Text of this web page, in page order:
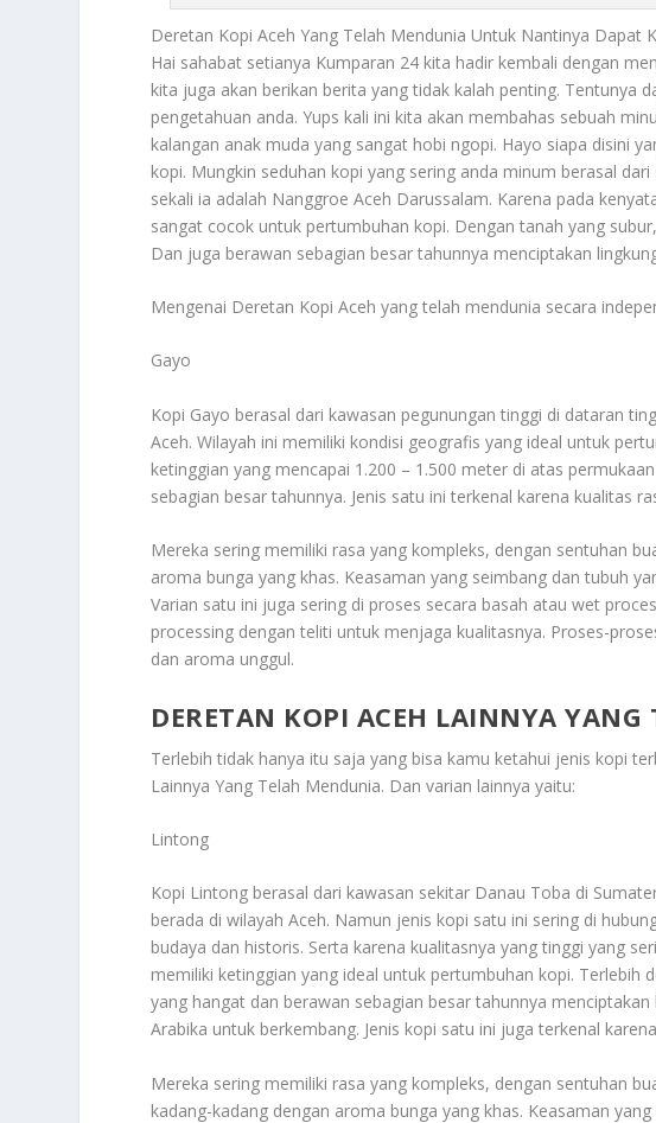
Deretan Kopi Aceh Yang Telah Mendunia Untuk Nantinya Dapat
Hai sahabat setianya Kumparan 24 kita hadir kembali dengan
kita juga akan berikan berita yang tidak kalah penting. Tentunya
pengetahuan anda. Yups kali ini kita akan membahas sebuah
kalangan anak muda yang sangat hobi ngopi. Hayo siapa disini
kopi. Mungkin seduhan kopi yang sering anda minum berasal
sekali ia adalah Nanggroe Aceh Darussalam. Karena pada
sangat cocok untuk pertumbuhan kopi. Dengan tanah yang
Dan juga berawan sebagian besar tahunnya menciptakan
Mengenai Deretan Kopi Aceh yang telah mendunia secara
Gayo
Kopi Gayo berasal dari kawasan pegunungan tinggi di dataran
Aceh. Wilayah ini memiliki kondisi geografis yang ideal untuk
ketinggian yang mencapai 1.200 – 1.500 meter di atas
sebagian besar tahunnya. Jenis satu ini terkenal karena kualitas
Mereka sering memiliki rasa yang kompleks, dengan sentuhan
aroma bunga yang khas. Keasaman yang seimbang dan tubuh
Varian satu ini juga sering di proses secara basah atau wet
processing dengan teliti untuk menjaga kualitasnya. Proses-
dan aroma unggul.
DERETAN KOPI ACEH LAINNYA
Terlebih tidak hanya itu saja yang bisa kamu ketahui jenis kopi
Lainnya Yang Telah Mendunia. Dan varian lainnya yaitu:
Lintong
Kopi Lintong berasal dari kawasan sekitar Danau Toba di
berada di wilayah Aceh. Namun jenis kopi satu ini sering di
budaya dan historis. Serta karena kualitasnya yang tinggi yang
memiliki ketinggian yang ideal untuk pertumbuhan kopi. Terlebih
yang hangat dan berawan sebagian besar tahunnya
Arabika untuk berkembang. Jenis kopi satu ini juga terkenal
Mereka sering memiliki rasa yang kompleks, dengan sentuhan
kadang-kadang dengan aroma bunga yang khas. Keasaman